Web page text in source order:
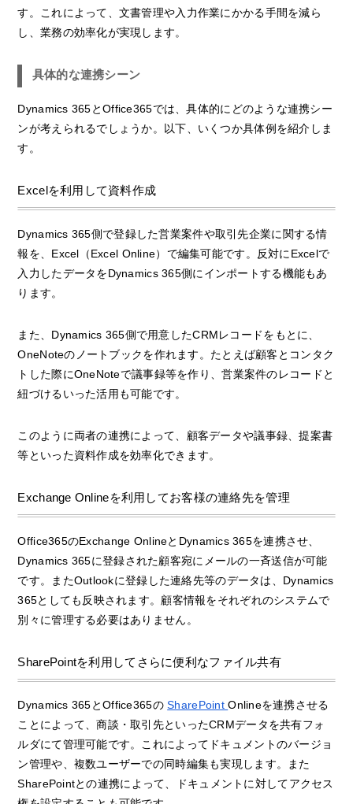
す。これによって、文書管理や入力作業にかかる手間を減ら
し、業務の効率化が実現します。
具体的な連携シーン
Dynamics 365とOffice365では、具体的にどのような連携シー
ンが考えられるでしょうか。以下、いくつか具体例を紹介しま
す。
Excelを利用して資料作成
Dynamics 365側で登録した営業案件や取引先企業に関する情
報を、Excel（Excel Online）で編集可能です。反対にExcelで
入力したデータをDynamics 365側にインポートする機能もあ
ります。
また、Dynamics 365側で用意したCRMレコードをもとに、
OneNoteのノートブックを作れます。たとえば顧客とコンタク
トした際にOneNoteで議事録等を作り、営業案件のレコードと
紐づけるいった活用も可能です。
このように両者の連携によって、顧客データや議事録、提案書
等といった資料作成を効率化できます。
Exchange Onlineを利用してお客様の連絡先を管理
Office365のExchange OnlineとDynamics 365を連携させ、
Dynamics 365に登録された顧客宛にメールの一斉送信が可能
です。またOutlookに登録した連絡先等のデータは、Dynamics
365としても反映されます。顧客情報をそれぞれのシステムで
別々に管理する必要はありません。
SharePointを利用してさらに便利なファイル共有
Dynamics 365とOffice365のSharePointOnlineを連携させる
ことによって、商談・取引先といったCRMデータを共有フォ
ルダにて管理可能です。これによってドキュメントのバージョ
ン管理や、複数ユーザーでの同時編集も実現します。また
SharePointとの連携によって、ドキュメントに対してアクセス